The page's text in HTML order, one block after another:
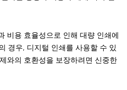
비용 효율성으로 인해 대량 인쇄에
경우, 디지털 인쇄를 사용할 수 있
와의 호환성을 보장하려면 신중한